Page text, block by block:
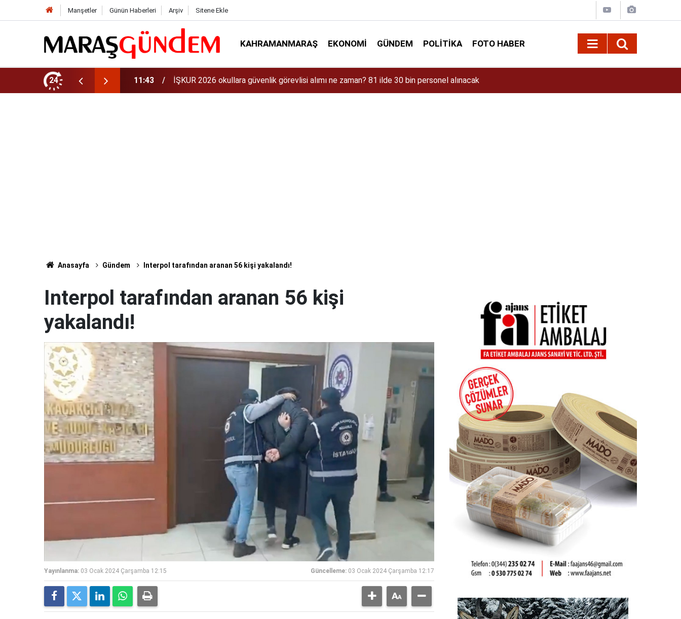
Manşetler Günün Haberleri Arşiv Sitene Ekle
KAHRAMANMARAŞ EKONOMI GÜNDEM POLITIKA FOTO HABER
24
81 ilde 30 bin personel alınacak 11:40 iPhone 18 Ne Zaman Çıkacak? iPhone 18 Pro Max Özellikleri ve Tahmini Fiyatı
Anasayfa Gündem Interpol tarafından aranan 56 kişi yakalandı!
Interpol tarafından aranan 56 kişi
yakalandı!
Yayınlanma: 03 Ocak 2024 Çarşamba 12:15 Güncelleme: 03 Ocak 2024 Çarşamba 12:17